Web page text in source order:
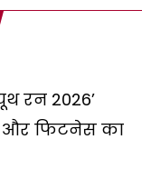
रन 2026’
और फिटनेस का